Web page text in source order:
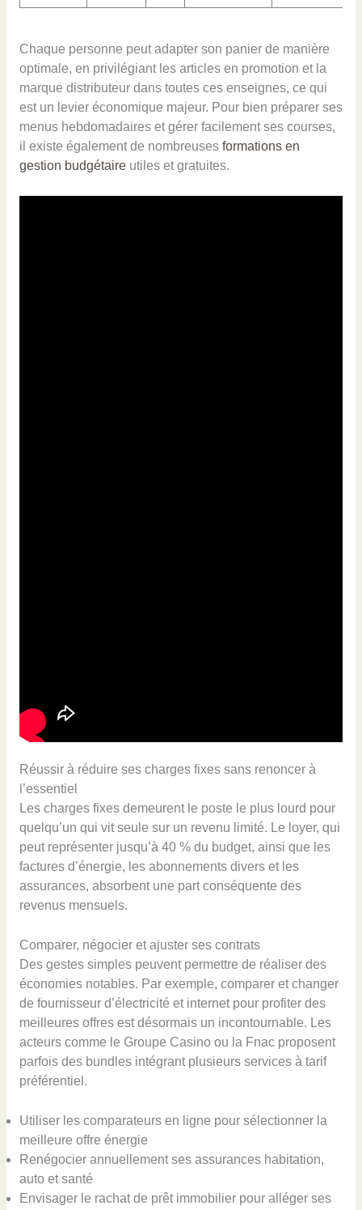
Chaque personne peut adapter son panier de manière
optimale, en privilégiant les articles en promotion et la
marque distributeur dans toutes ces enseignes, ce qui
est un levier économique majeur. Pour bien préparer ses
menus hebdomadaires et gérer facilement ses courses,
il existe également de nombreuses formations en
gestion budgétaireutiles et gratuites.
Réussir à réduire ses charges fixes sans renoncer à
l’essentiel
Les charges fixes demeurent le poste le plus lourd pour
quelqu’un qui vit seule sur un revenu limité. Le loyer, qui
peut représenter jusqu’à 40 % du budget, ainsi que les
factures d’énergie, les abonnements divers et les
assurances, absorbent une part conséquente des
revenus mensuels.
Comparer, négocier et ajuster ses contrats
Des gestes simples peuvent permettre de réaliser des
économies notables. Par exemple, comparer et changer
de fournisseur d’électricité et internet pour profiter des
meilleures offres est désormais un incontournable. Les
acteurs comme le Groupe Casino ou la Fnac proposent
parfois des bundles intégrant plusieurs services à tarif
préférentiel.
Utiliser les comparateurs en ligne pour sélectionner la
meilleure offre énergie
Renégocier annuellement ses assurances habitation,
auto et santé
Envisager le rachat de prêt immobilier pour alléger ses